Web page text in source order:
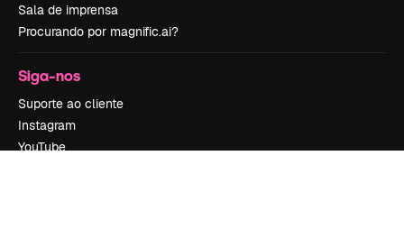
Sala de imprensa
Procurando por magnific.ai?
Siga-nos
Suporte ao cliente
Instagram
YouTube